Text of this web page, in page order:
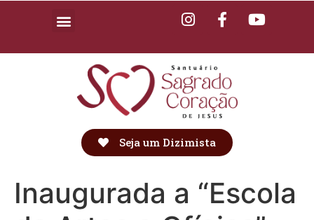
Seja um Dizimista
Inaugurada a “Escola